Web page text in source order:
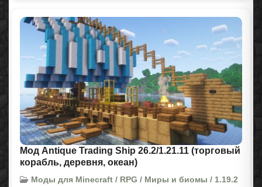
Мод Antique Trading Ship 26.2/1.21.11 (торговый
корабль, деревня, океан)
Моды для Minecraft / RPG / Миры и биомы / 1.19.2